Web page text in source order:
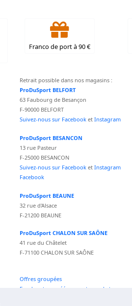
Franco de port à 90 €
Retrait possible dans nos magasins :
ProDuSport BELFORT
63 Faubourg de Besançon
F-90000 BELFORT
Suivez-nous sur Facebook et Instagram
ProDuSport BESANCON
13 rue Pasteur
F-25000 BESANCON
Suivez-nous sur Facebook et Instagram
Facebook
ProDuSport BEAUNE
32 rue d'Alsace
F-21200 BEAUNE
ProDuSport CHALON SUR SAÔNE
41 rue du Châtelet
F-71100 CHALON SUR SAÔNE
Offres groupées
Fond vecteur créé par vectorpocket -